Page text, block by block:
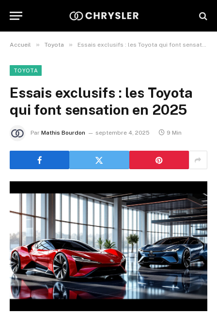
Accueil » Toyota » Essais exclusifs : les Toyota qui font sensation en 2025
TOYOTA
Essais exclusifs : les Toyota
qui font sensation en 2025
Par Mathis Bourdon septembre 4, 2025 9 Min